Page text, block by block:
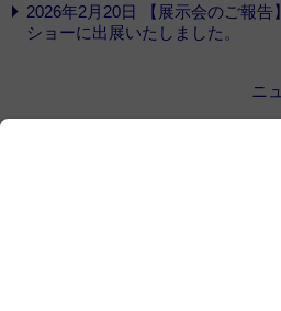
2026年2月20日 【展示会のご報
ショーに出展いたしました。
ニ